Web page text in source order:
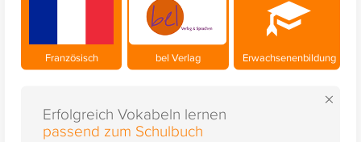
Französisch bel Verlag Erwachsenenbildung
×
Erfolgreich Vokabeln lernen
passend zum Schulbuch